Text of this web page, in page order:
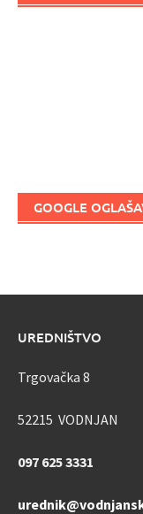
GOOGLE
UREDNIŠTVO
Trgovačka 8
52215 VODNJAN
097 625 3331